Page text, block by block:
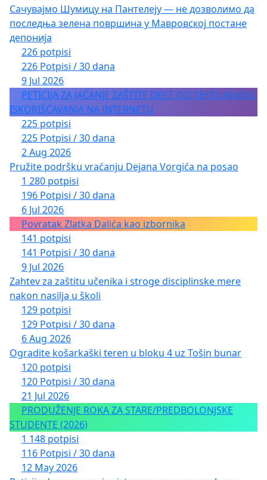
Сачувајмо Шумицу на Пантелеју — не дозволимо да
последња зелена површина у Мавровској постане
депонија
226 potpisi
226 Potpisi / 30 dana
9 Jul 2026
PETICIJA ZA JAČANJE ZAŠTITE DECE OD SEKSUALNOG
ISKORIŠĆAVANJA NA INTERNETU
225 potpisi
225 Potpisi / 30 dana
2 Aug 2026
Pružite podršku vraćanju Dejana Vorgića na posao
1 280 potpisi
196 Potpisi / 30 dana
6 Jul 2026
Povratak Zlatka Dalića kao izbornika
141 potpisi
141 Potpisi / 30 dana
9 Jul 2026
Zahtev za zaštitu učenika i stroge disciplinske mere
nakon nasilja u školi
129 potpisi
129 Potpisi / 30 dana
6 Aug 2026
Ogradite košarkaški teren u bloku 4 uz Tošin bunar
120 potpisi
120 Potpisi / 30 dana
21 Jul 2026
PRODUŽENJE ROKA ZA STARE/PREDBOLONJSKE
STUDENTE (2026)
1 148 potpisi
116 Potpisi / 30 dana
12 May 2026